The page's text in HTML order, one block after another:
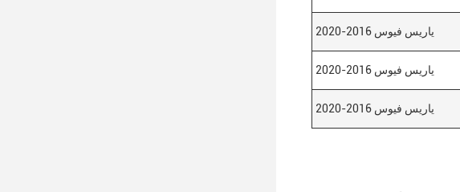
ياريس فيوس 2016-2020
ياريس فيوس 2016-2020
ياريس فيوس 2016-2020